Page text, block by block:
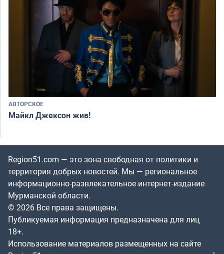
АВТОРСКОЕ
Майкл Джексон жив!
Region51.com — это зона свободная от политики и
территория добрых новостей. Мы — региональное
информационно-развлекательное интернет-издание
Мурманской области.
© 2026 Все права защищены.
Публикуемая информация предназначена для лиц
18+.
Использование материалов размещенных на сайте